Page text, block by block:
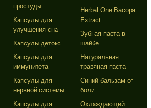
простуды
Капсулы для
улучшения сна
Капсулы детокс
Капсулы для
иммунитета
Капсулы для
нервной системы
Капсулы для
Herbal One Bacopa
Extract
Зубная паста в
шайбе
Натуральная
травяная паста
Синий бальзам от
боли
Охлаждающий